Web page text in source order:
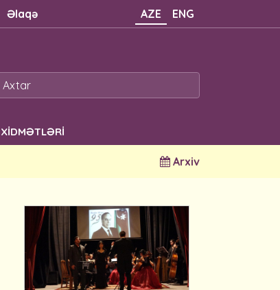
Əlaqə AZE ENG
XİDMƏTLƏRİ
Arxiv